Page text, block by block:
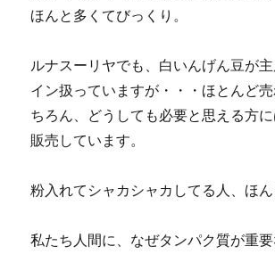
ほんと多くてびっくり。
ルナスーリヤでも、白いんげん豆が
イン扱っていますが・・・ほとんど
ちろん、どうしても必要と思える方
販売しています。
粉入れてシャカシャカしてる人、ほ
私たち人間に、なぜタンパク質が重要